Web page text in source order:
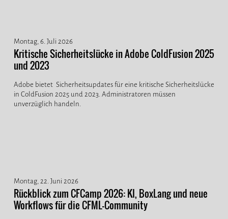
Montag, 6. Juli 2026
Kritische Sicherheitslücke in Adobe ColdFusion 2025
und 2023
Adobe bietet Sicherheitsupdates für eine kritische Sicherheitslücke
in ColdFusion 2025 und 2023. Administratoren müssen
unverzüglich handeln.
Montag, 22. Juni 2026
Rückblick zum CFCamp 2026: KI, BoxLang und neue
Workflows für die CFML-Community